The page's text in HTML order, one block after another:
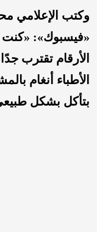
وكتب الإعلامي
«فيسبوك»: «كنت
الأرقام تقترب
الأطباء أنغام
بتأكل بشكل